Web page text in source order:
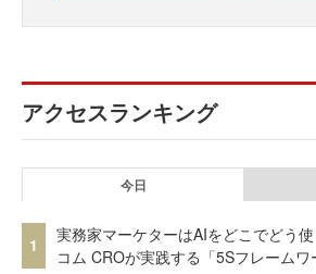
アクセスランキング
今日
1
実務家マーケターはAIをどこでどう
コム CROが実践する「5Sフレームワ